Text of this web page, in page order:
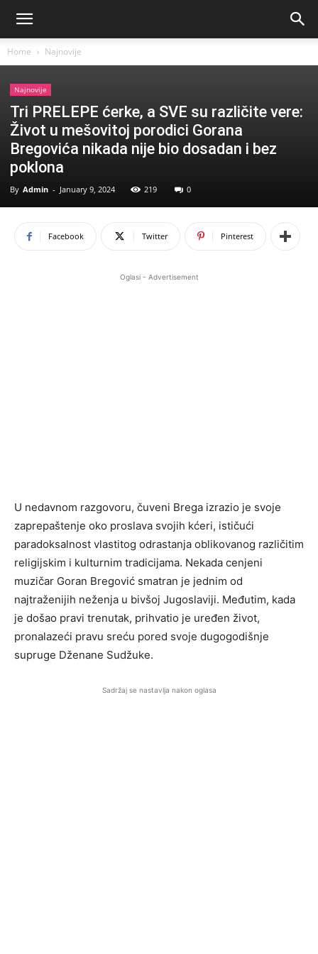
Home Najnovije
Najnovije
Tri PRELEPE ćerke, a SVE su različite vere:
Život u mešovitoj porodici Gorana
Bregovića nikada nije bio dosadan i bez
poklona
By Admin - January 9, 2024 219 0
Facebook Twitter Pinterest
Oglasi - Advertisement
U nedavnom razgovoru, čuveni Brega izrazio je svoje
zaprepaštenje oko proslava svojih kćeri, ističući
paradoksalnost vlastitog odrastanja oblikovanog različitim
religijskim i kulturnim tradicijama. Nekada cenjeni
muzičar Goran Bregović smatran je jednim od
najtraženijih neženja u bivšoj Jugoslaviji. Međutim, kada
je došao pravi trenutak, prihvatio je uređen život,
pronalazeći pravu sreću pored svoje dugogodišnje
supruge Dženane Sudžuke.
Sadržaj se nastavlja nakon oglasa